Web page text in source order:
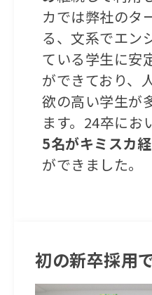
カでは弊社のタ
る、文系でエン
ている学生に安
ができており、
欲の高い学生が
ます。24卒にお
5名がキミスカ
ができました。
初の新卒採用